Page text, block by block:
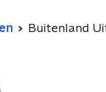
Buitenland